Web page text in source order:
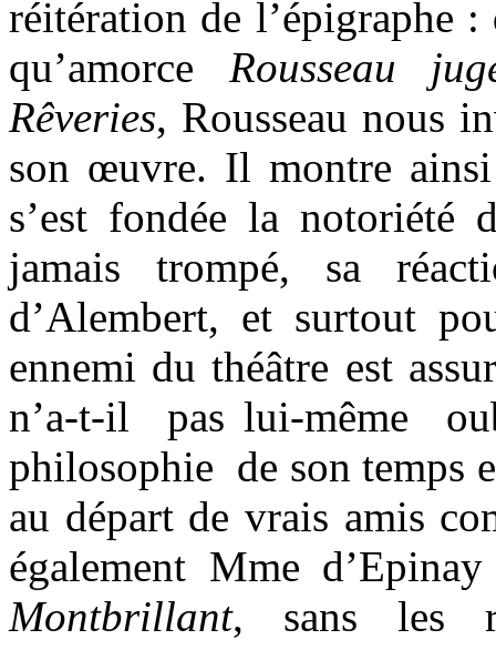
réitération de l’épigraphe
qu’amorce Rousseau
Rêveries, Rousseau nous
son œuvre. Il montre
s’est fondée la notoriété
jamais trompé, sa
d’Alembert, et surtout
ennemi du théâtre est
n’a-t-il
pas lui-même
philosophie de son temps
au départ de vrais amis
également Mme
Montbrillant, sans les